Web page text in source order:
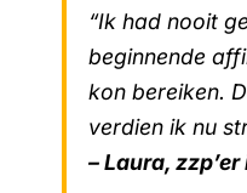
“Ik had nooit
beginnende
kon bereiken.
verdien ik nu
– Laura,